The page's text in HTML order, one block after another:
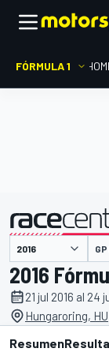
FÓRMULA 1
presentado por
2016
21 jul 2016 al 24
Hungaroring, HU
Resumen